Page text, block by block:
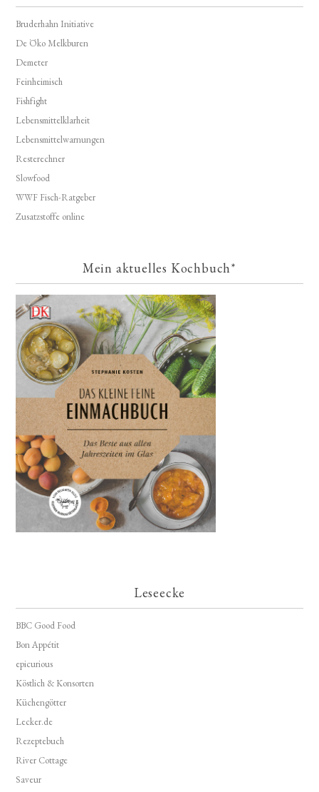
Bruderhahn Initiative
De Öko Melkburen
Demeter
Feinheimisch
Fishfight
Lebensmittelklarheit
Lebensmittelwarnungen
Resterechner
Slowfood
WWF Fisch-Ratgeber
Zusatzstoffe online
Mein aktuelles Kochbuch*
Leseecke
BBC Good Food
Bon Appétit
epicurious
Köstlich & Konsorten
Küchengötter
Lecker.de
Rezeptebuch
River Cottage
Saveur